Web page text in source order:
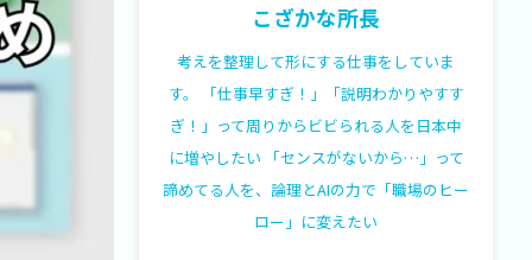
こざかな所長
考えを整理して形にする仕事をしていま
す。 「仕事早すぎ！」「説明わかりやすす
ぎ！」って周りからビビられる人を日本中
に増やしたい 「センスがないから…」って
諦めてる人を、論理とAIの力で「職場のヒー
ロー」に変えたい